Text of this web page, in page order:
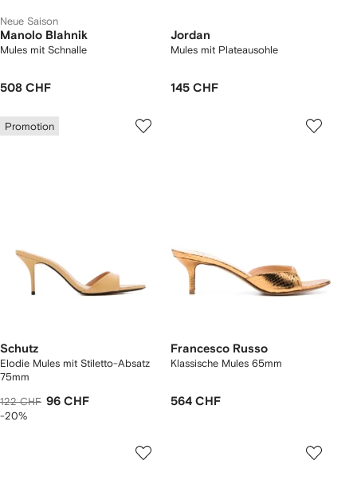
Neue Saison
Manolo Blahnik
Mules mit Schnalle
508 CHF
Jordan
Mules mit Plateausohle
145 CHF
Promotion
Schutz
Elodie Mules mit Stiletto-Absatz
75mm
122 CHF 96 CHF
-20%
Francesco Russo
Klassische Mules 65mm
564 CHF